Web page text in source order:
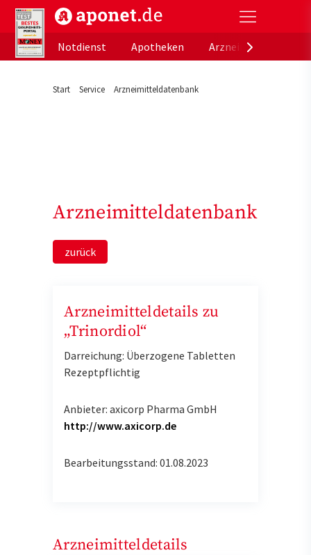
aponet.de - Das offizielle Gesundheitsportal der
Notdienst
Apotheken
Start Service Arzneimitteldatenbank
Arzneimitteldatenbank
zurück
Arzneimitteldetails zu
„Trinordiol“
Darreichung: Überzogene Tabletten
Rezeptpflichtig
Anbieter: axicorp Pharma GmbH
http://www.axicorp.de
Bearbeitungsstand: 01.08.2023
Arzneimitteldetails